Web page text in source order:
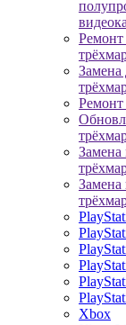
Ремонт
Замена
Ремонт
Замена
Xbox